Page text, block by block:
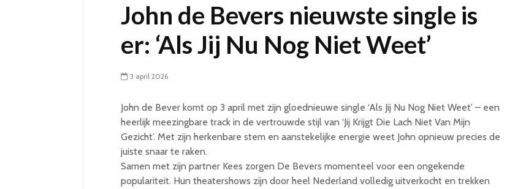
John de Bevers nieuwste single is
er: ‘Als Jij Nu Nog Niet Weet’
3 april 2026
John de Bever komt op 3 april met zijn gloednieuwe single ‘Als Jij Nu Nog Niet Weet’ – een
heerlijk meezingbare track in de vertrouwde stijl van ‘Jij Krijgt Die Lach Niet Van Mijn
Gezicht’. Met zijn herkenbare stem en aanstekelijke energie weet John opnieuw precies de
juiste snaar te raken.
Samen met zijn partner Kees zorgen De Bevers momenteel voor een ongekende
populariteit. Hun theatershows zijn door heel Nederland volledig uitverkocht en trekken